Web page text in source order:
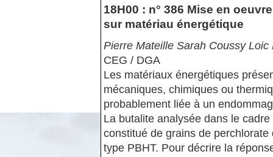
18H00 : n° 386 Mise en
sur matériau énergétique
Pierre Mateille Sarah Coussy
CEG / DGA
Les matériaux énergétiques
mécaniques, chimiques ou
probablement liée à un
La butalite analysée dans le
constitué de grains de perchlorate
type PBHT. Pour décrire la